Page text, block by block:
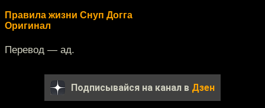
Правила жизни Снуп Догга
Оригинал
Перевод — ад.
Подписывайся на канал в Дзен